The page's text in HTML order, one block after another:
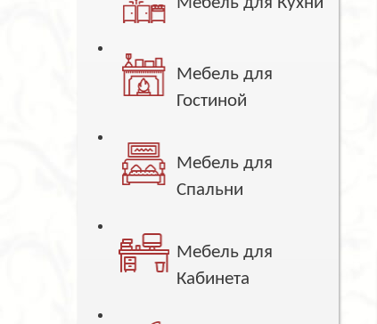
Мебель для
Гостиной
Мебель для
Спальни
Мебель для
Кабинета